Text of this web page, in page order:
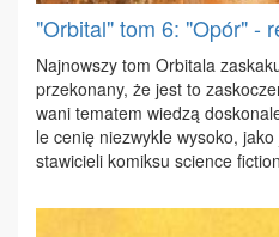
"Orbital" tom 6: "Opór" -
Naj­now­szy tom Or­bi­ta­la
prze­ko­na­ny, że jest to
wa­ni te­ma­tem wie­dzą
le ce­nię nie­zwy­kle wy­so­ko,
sta­wi­cie­li ko­mik­su scien­ce